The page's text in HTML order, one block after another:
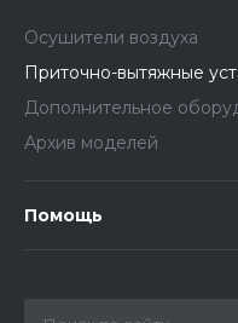
Осушители воздуха
Приточно-вытяжные
Дополнительное
Архив моделей
Помощь